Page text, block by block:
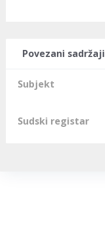
Povezani sadržaji
Subjekt
Sudski registar